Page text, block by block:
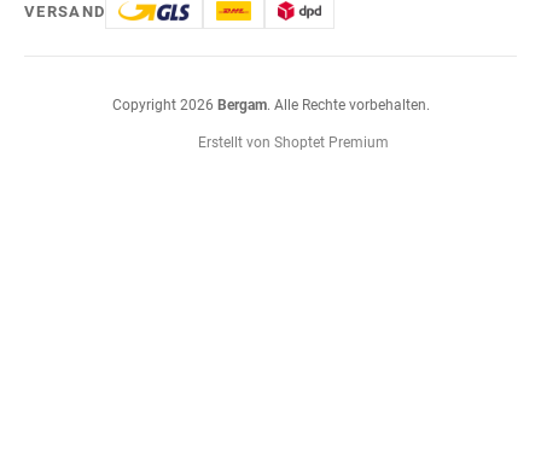
VERSAND
Erstellt von Shoptet Premium
Copyright 2026 Bergam. Alle Rechte vorbehalten.